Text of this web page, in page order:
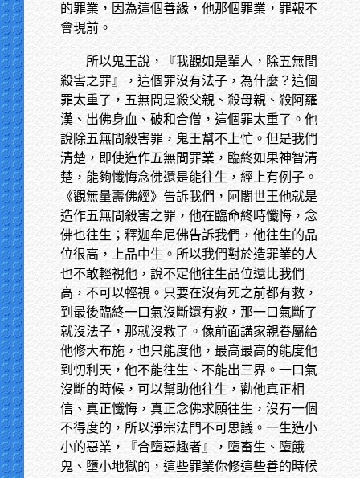
的罪業，因為這個善緣，他那個罪業，罪報不
會現前。
所以鬼王說，『我觀如是輩人，除五無間
殺害之罪』，這個罪沒有法子，為什麼？這個
罪太重了，五無間是殺父親、殺母親、殺阿羅
漢、出佛身血、破和合僧，這個罪太重了。他
說除五無間殺害罪，鬼王幫不上忙。但是我們
清楚，即使造作五無間罪業，臨終如果神智清
楚，能夠懺悔念佛還是能往生，經上有例子。
《觀無量壽佛經》告訴我們，阿闍世王他就是
造作五無間殺害之罪，他在臨命終時懺悔，念
佛也往生；釋迦牟尼佛告訴我們，他往生的品
位很高，上品中生。所以我們對於造罪業的人
也不敢輕視他，說不定他往生品位還比我們
高，不可以輕視。只要在沒有死之前都有救，
到最後臨終一口氣沒斷還有救，那一口氣斷了
就沒法子，那就沒救了。像前面講家親眷屬給
他修大布施，也只能度他，最高最高的能度他
到忉利天，他不能往生、不能出三界。一口氣
沒斷的時候，可以幫助他往生，勸他真正相
信、真正懺悔，真正念佛求願往生，沒有一個
不得度的，所以淨宗法門不可思議。一生造小
小的惡業，『合墮惡趣者』，墮畜生、墮餓
鬼、墮小地獄的，這些罪業你修這些善的時候